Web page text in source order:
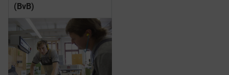
(BvB)